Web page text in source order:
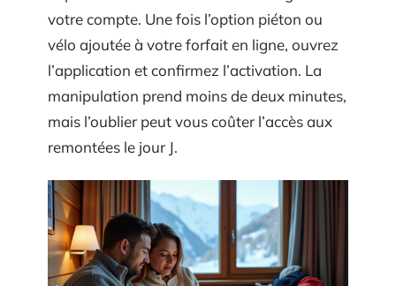
votre compte. Une fois l’option piéton ou
vélo ajoutée à votre forfait en ligne, ouvrez
l’application et confirmez l’activation. La
manipulation prend moins de deux minutes,
mais l’oublier peut vous coûter l’accès aux
remontées le jour J.